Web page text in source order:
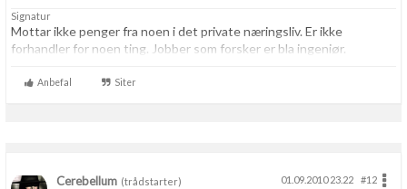
Signatur
Mottar ikke penger fra noen i det private næringsliv. Er ikke
forhandler for noen ting. Jobber som forsker er bla ingeniør.
Anbefal Siter
Cerebellum (trådstarter) 01.09.2010 23.22
#12